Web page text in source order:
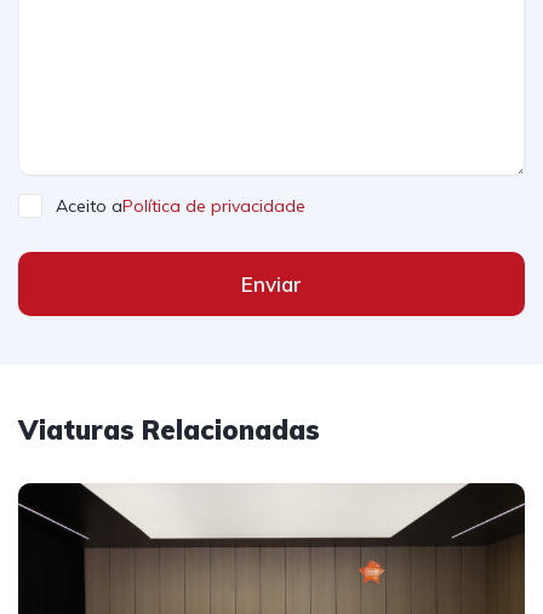
Aceito aPolítica de privacidade
Enviar
Viaturas Relacionadas